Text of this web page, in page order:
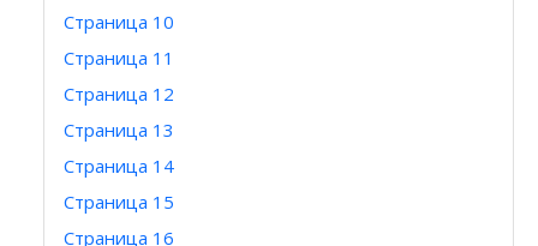
Страница 10
Страница 11
Страница 12
Страница 13
Страница 14
Страница 15
Страница 16